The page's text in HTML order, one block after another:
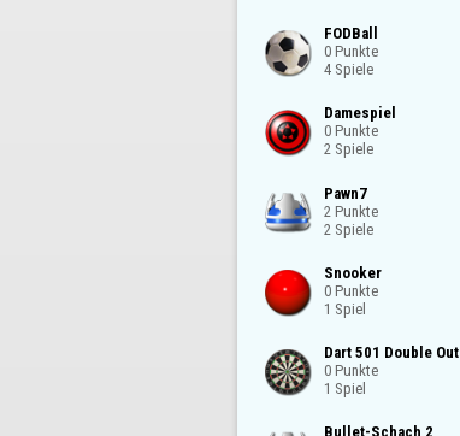
FODBall
0 Punkte
4 Spiele
Damespiel
0 Punkte
2 Spiele
Pawn7
2 Punkte
2 Spiele
Snooker
0 Punkte
1 Spiel
Dart 501 Double Out
0 Punkte
1 Spiel
Bullet-Schach 2